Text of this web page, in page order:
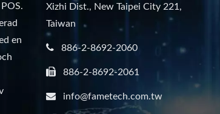
en
Xizhi Dist., New Taipei City 221,
Taiwan
886-2-8692-2060
886-2-8692-2061
info@fametech.com.tw